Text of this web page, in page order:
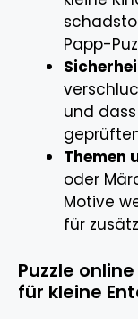
Papp-
und
Themen
oder
Motive
für
Puzzle
für kleine